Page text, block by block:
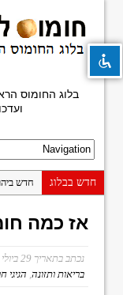
השבת את
settings צבע רקע
zoom_out זום (הקטנה)
remove_circle_outline הקטנת גופן
הגדלת גופן
בלוג החומוס
חדש בבלוג
חדש
חומוס
חומוס
אז כמה
נכתב בתאריך 29 ביולי 2007
בריאות ותזונה הגיגי